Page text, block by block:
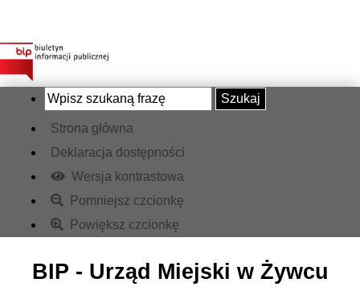
Szukaj
Strona główna
Deklaracja dostępności
Wersja kontrastowa
Pomniejsz czcionkę
Powiększ czcionkę
BIP - Urząd Miejski w Żywcu